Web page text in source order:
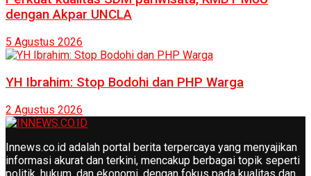
dengan Akpar UNCLA
5 Agustus 2026
YH Ibrahim: Stop Bodohi dan PHP Warga
2 Agustus 2026
Innews.co.id adalah portal berita terpercaya yang menyajikan
informasi akurat dan terkini, mencakup berbagai topik seperti
politik, hukum, dan ekonomi, dengan fokus pada kualitas dan